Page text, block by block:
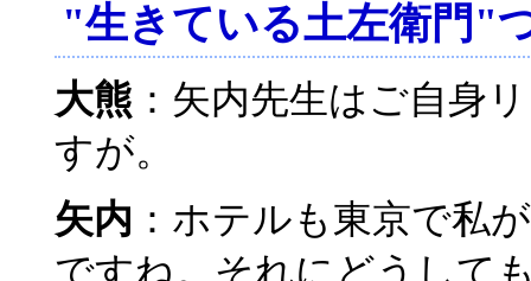
"生きている土左衛門"
大熊 ：矢内先生はご自身
すが。
矢内 ：ホテルも東京で私
ですね。それにどうして